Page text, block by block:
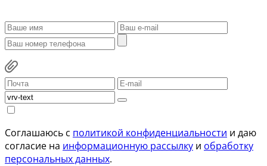
Соглашаюсь с политикой конфиденциальности и даю
согласие на информационную рассылку и обработку
персональных данных.